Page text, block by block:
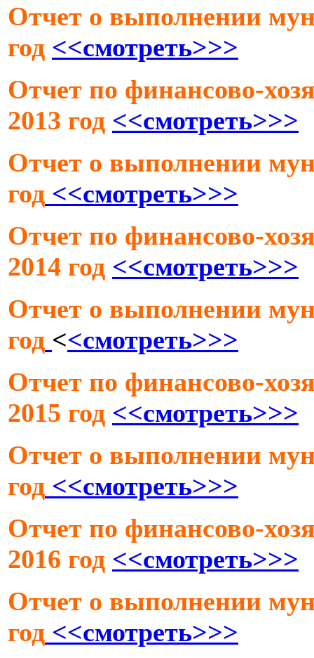
Отчет о выполнении
год <<смотреть>>>
Отчет по финансово-
2013 год <<смотреть>>>
Отчет о выполнении
год <<смотреть>>>
Отчет по финансово-
2014 год <<смотреть>>>
Отчет о выполнении
год <<смотреть>>>
Отчет по финансово-
2015 год <<смотреть>>>
Отчет о выполнении
год <<смотреть>>>
Отчет по финансово-
2016 год <<смотреть>>>
Отчет о выполнении
год <<смотреть>>>